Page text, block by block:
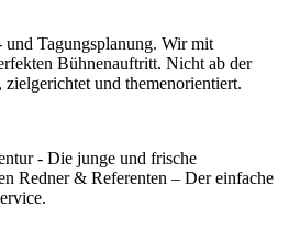
Tagungsplanung. Wir mit
Bühnenauftritt. Nicht ab der
und themenorientiert.
- Die junge und frische
Redner & Referenten – Der einfache